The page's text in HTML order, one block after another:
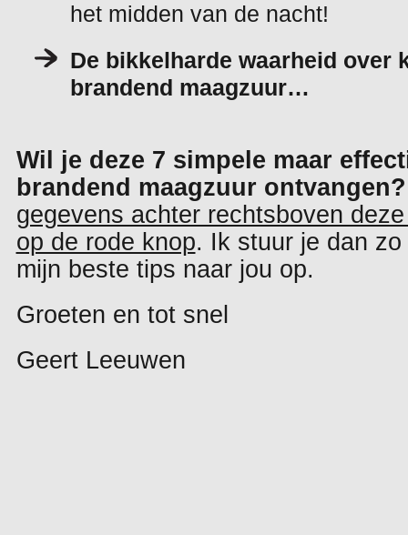
het midden van de nacht!
De bikkelharde waarheid over
brandend maagzuur…
Wil je deze 7 simpele maar
brandend maagzuur ontvangen?
gegevens achter rechtsboven
op de rode knop. Ik stuur je dan
mijn beste tips naar jou op.
Groeten en tot snel
Geert Leeuwen